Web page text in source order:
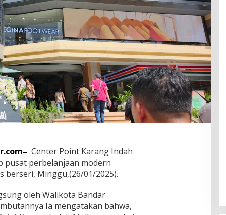
Center Point Karang Indah
pusat perbelanjaan modern
Minggu,(26/01/2025).
oleh Walikota Bandar
Ia mengatakan bahwa,